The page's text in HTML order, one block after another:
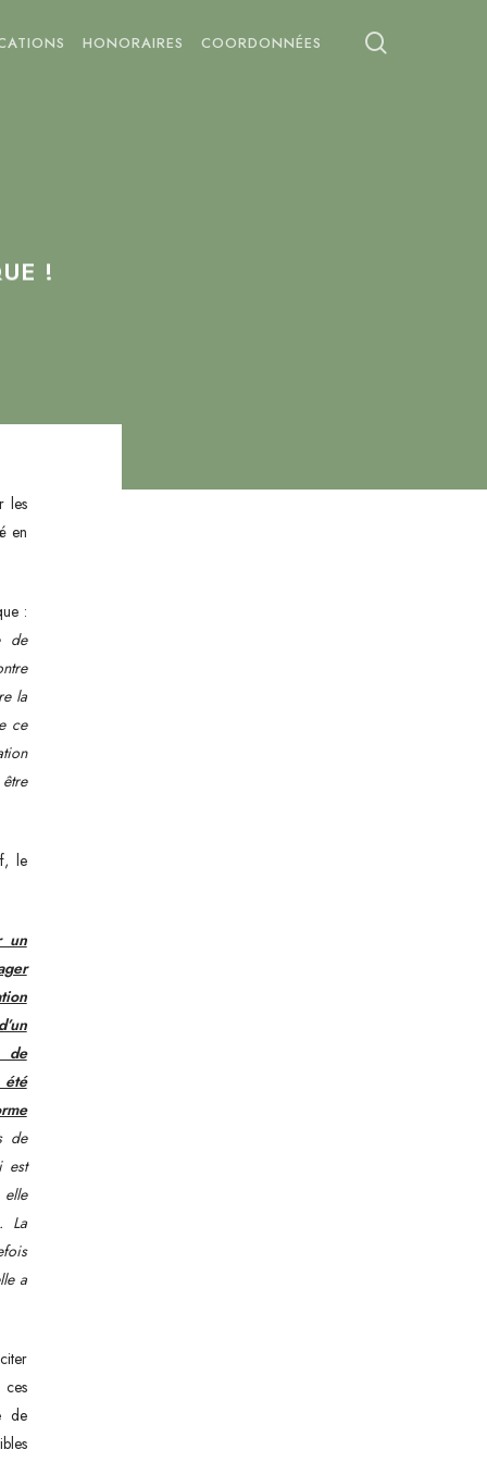
HONORAIRES COORDONNÉES
!
les
en
:
de
la
ce
le
un
de
été
de
est
La
a
de